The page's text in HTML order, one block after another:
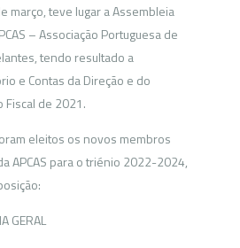
março, teve lugar a Assembleia
– Associação Portuguesa de
tendo resultado a
e Contas da Direção e do
Fiscal de 2021.
eleitos os novos membros
APCAS para o triénio 2022-2024,
GERAL